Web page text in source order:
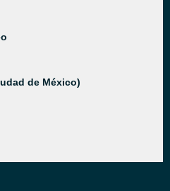
de México)